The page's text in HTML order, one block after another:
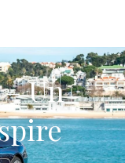
Un